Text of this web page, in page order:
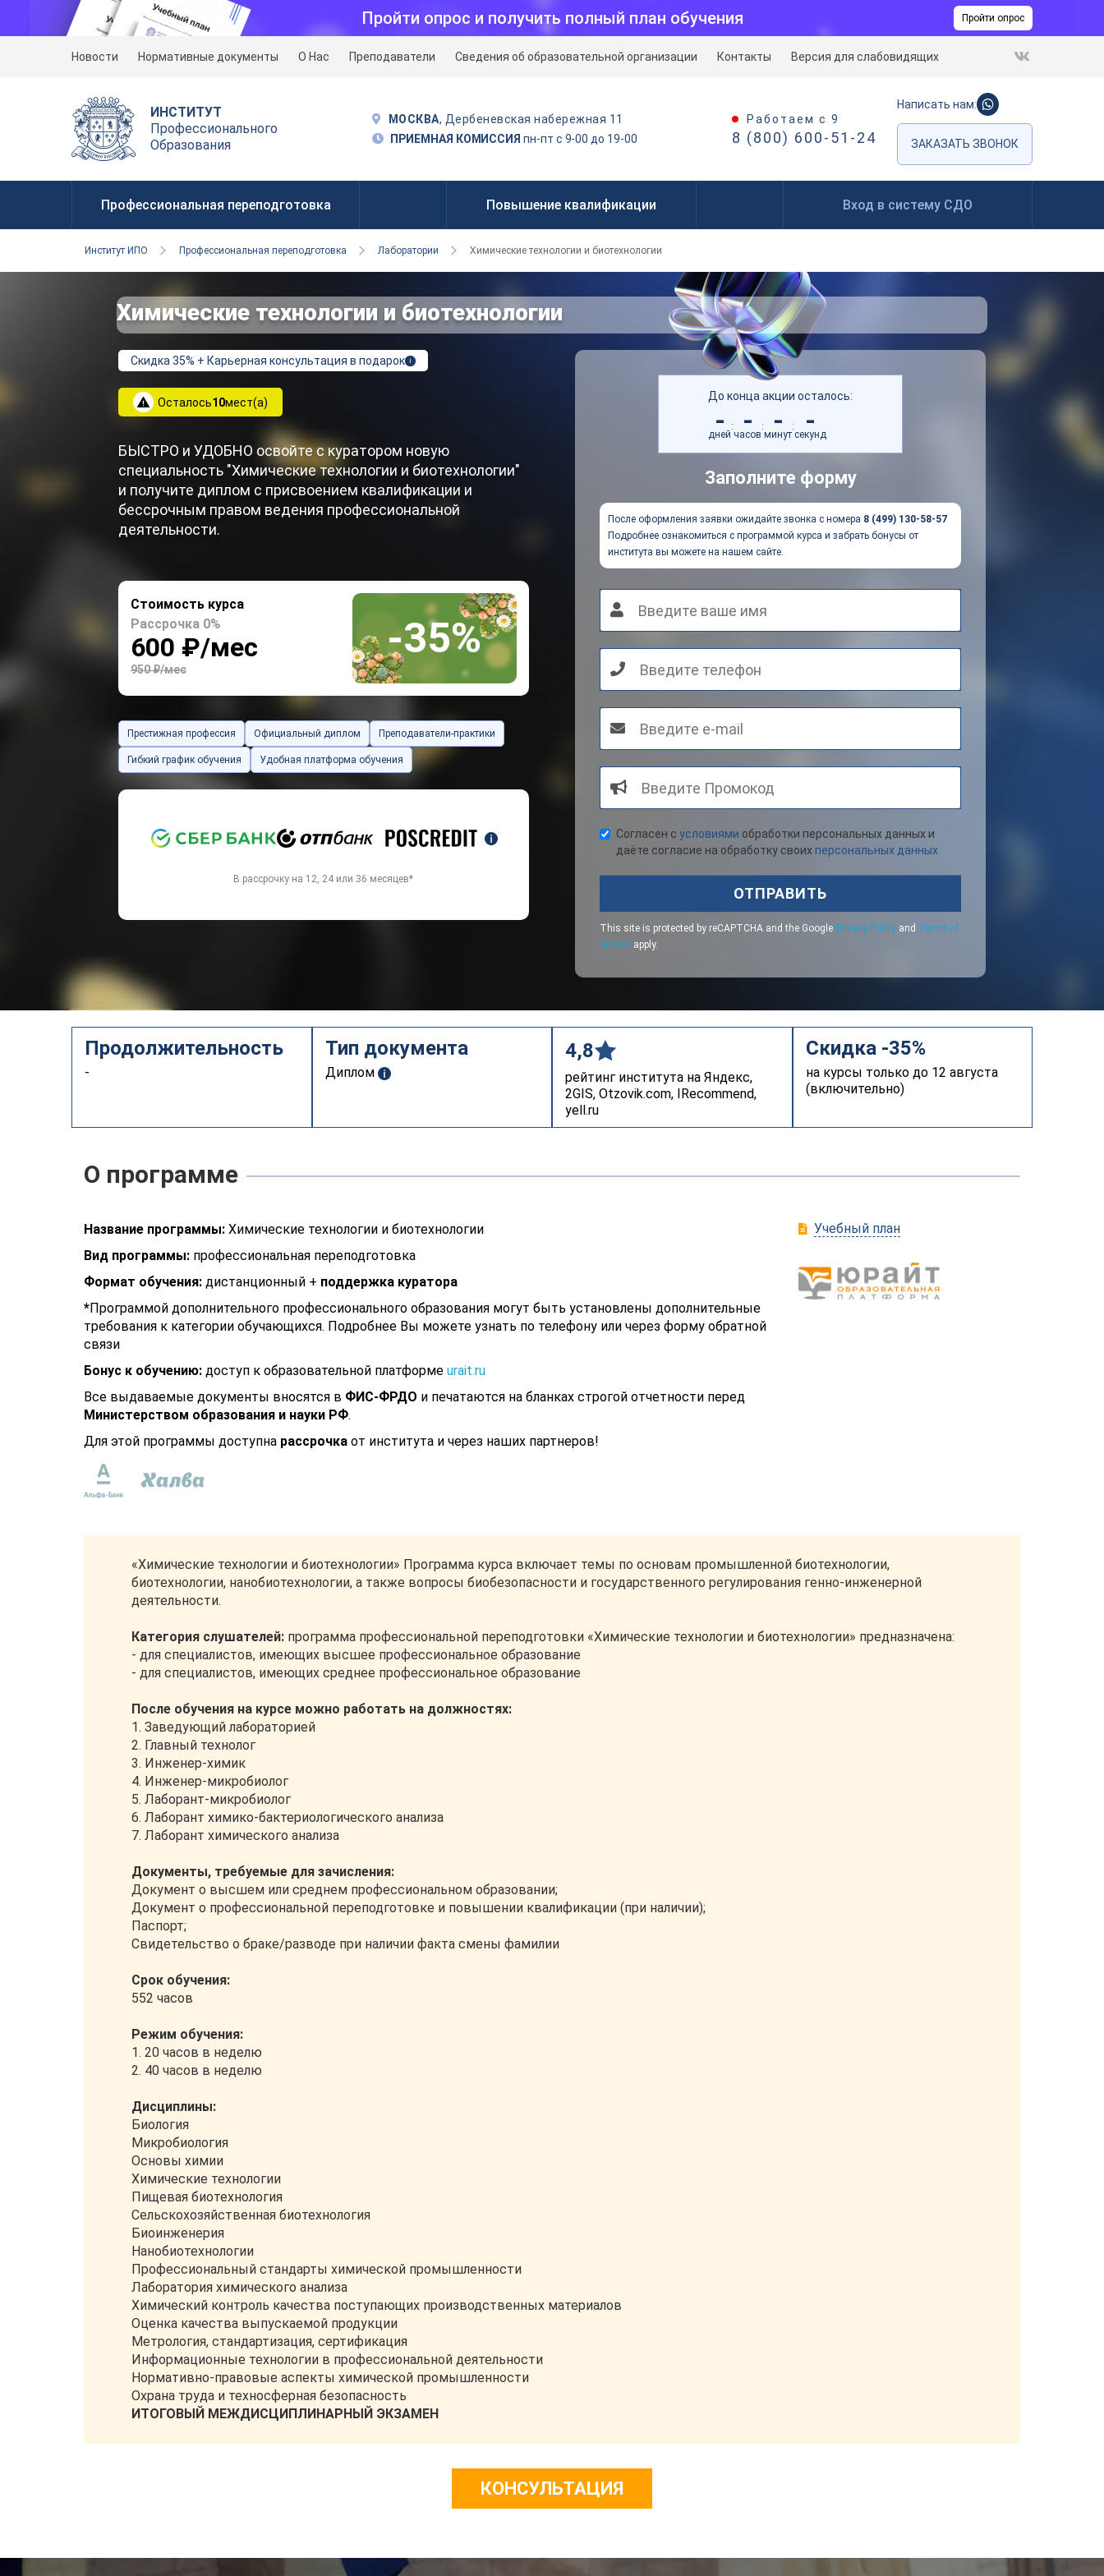
Пройти опрос и получить полный план обучения Пройти опрос
Новости Нормативные документы О Нас Преподаватели Сведения об образовательной организации Контакты Версия для слабовидящих
ИНСТИТУТ
Профессионального
Образования
МОСКВА, Дербеневская набережная 11
ПРИЕМНАЯ КОМИССИЯ пн-пт с 9-00 до 19-00
Работаем с 9
8 (800) 600-51-24
Написать нам:
ЗАКАЗАТЬ ЗВОНОК
Профессиональная переподготовка Повышение квалификации Вход в систему СДО
Институт ИПО Профессиональная переподготовка Лаборатории Химические технологии и биотехнологии
Химические технологии и биотехнологии
Скидка 35% + Карьерная консультация в подарок i
Осталось10мест(а)
БЫСТРО и УДОБНО освойте с куратором новую
специальность "Химические технологии и биотехнологии"
и получите диплом с присвоением квалификации и
бессрочным правом ведения профессиональной
деятельности.
Стоимость курса
Рассрочка 0%
600 ₽/мес
950 ₽/мес
-35%
Престижная профессия Официальный диплом Преподаватели-практики
Гибкий график обучения Удобная платформа обучения
В рассрочку на 12, 24 или 36 месяцев*
До конца акции осталось:
-
дней
: -
часов
: -
минут
: -
секунд
Заполните форму
После оформления заявки ожидайте звонка с номера 8 (499) 130-58-57
Подробнее ознакомиться с программой курса и забрать бонусы от
института вы можете на нашем сайте.
Согласен сусловиями обработки персональных данных и
даёте согласие на обработку своих персональных данных
ОТПРАВИТЬ
This site is protected by reCAPTCHA and the Google Privacy Policy and Terms of
Service apply.
Продолжительность
-
Тип документа
Диплом
4,8
рейтинг института на Яндекс,
2GIS, Otzovik.com, IRecommend,
yell.ru
Скидка -35%
на курсы только до 12 августа
(включительно)
О программе
Название программы: Химические технологии и биотехнологии
Вид программы: профессиональная переподготовка
Формат обучения: дистанционный + поддержка куратора
*Программой дополнительного профессионального образования могут быть установлены дополнительные
требования к категории обучающихся. Подробнее Вы можете узнать по телефону или через форму обратной
связи
Бонус к обучению: доступ к образовательной платформе urait.ru
Все выдаваемые документы вносятся в ФИС-ФРДО и печатаются на бланках строгой отчетности перед
Министерством образования и науки РФ.
Для этой программы доступна рассрочка от института и через наших партнеров!
Учебный план
«Химические технологии и биотехнологии» Программа курса включает темы по основам промышленной биотехнологии,
биотехнологии, нанобиотехнологии, а также вопросы биобезопасности и государственного регулирования генно-инженерной
деятельности.
Категория слушателей: программа профессиональной переподготовки «Химические технологии и биотехнологии» предназначена:
- для специалистов, имеющих высшее профессиональное образование
- для специалистов, имеющих среднее профессиональное образование
После обучения на курсе можно работать на должностях:
1. Заведующий лабораторией
2. Главный технолог
3. Инженер-химик
4. Инженер-микробиолог
5. Лаборант-микробиолог
6. Лаборант химико-бактериологического анализа
7. Лаборант химического анализа
Документы, требуемые для зачисления:
Документ о высшем или среднем профессиональном образовании;
Документ о профессиональной переподготовке и повышении квалификации (при наличии);
Паспорт;
Свидетельство о браке/разводе при наличии факта смены фамилии
Срок обучения:
552 часов
Режим обучения:
1. 20 часов в неделю
2. 40 часов в неделю
Дисциплины:
Биология
Микробиология
Основы химии
Химические технологии
Пищевая биотехнология
Сельскохозяйственная биотехнология
Биоинженерия
Нанобиотехнологии
Профессиональный стандарты химической промышленности
Лаборатория химического анализа
Химический контроль качества поступающих производственных материалов
Оценка качества выпускаемой продукции
Метрология, стандартизация, сертификация
Информационные технологии в профессиональной деятельности
Нормативно-правовые аспекты химической промышленности
Охрана труда и техносферная безопасность
ИТОГОВЫЙ МЕЖДИСЦИПЛИНАРНЫЙ ЭКЗАМЕН
КОНСУЛЬТАЦИЯ